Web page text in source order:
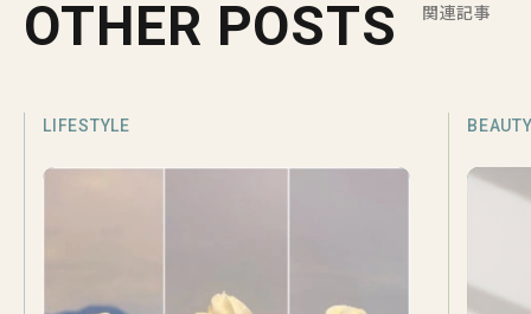
OTHER POSTS 関連記事
LIFESTYLE